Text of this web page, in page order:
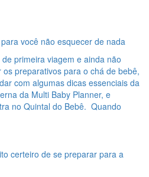
você não esquecer de nada
primeira viagem e ainda não
preparativos para o chá de bebê,
com algumas dicas essenciais da
da Multi Baby Planner, e
no Quintal do Bebê. Quando
certeiro de se preparar para a